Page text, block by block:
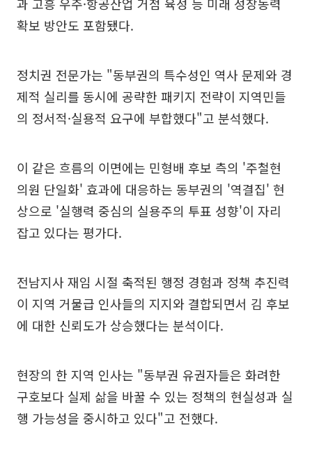
확보 방안도 포함됐다.
정치권 전문가는 "동부권의 특수성인 역사 문제와 경
제적 실리를 동시에 공략한 패키지 전략이 지역민들
의 정서적·실용적 요구에 부합했다"고 분석했다.
이 같은 흐름의 이면에는 민형배 후보 측의 '주철현
의원 단일화' 효과에 대응하는 동부권의 '역결집' 현
상으로 '실행력 중심의 실용주의 투표 성향'이 자리
잡고 있다는 평가다.
전남지사 재임 시절 축적된 행정 경험과 정책 추진력
이 지역 거물급 인사들의 지지와 결합되면서 김 후보
에 대한 신뢰도가 상승했다는 분석이다.
현장의 한 지역 인사는 "동부권 유권자들은 화려한
구호보다 실제 삶을 바꿀 수 있는 정책의 현실성과 실
행 가능성을 중시하고 있다"고 전했다.